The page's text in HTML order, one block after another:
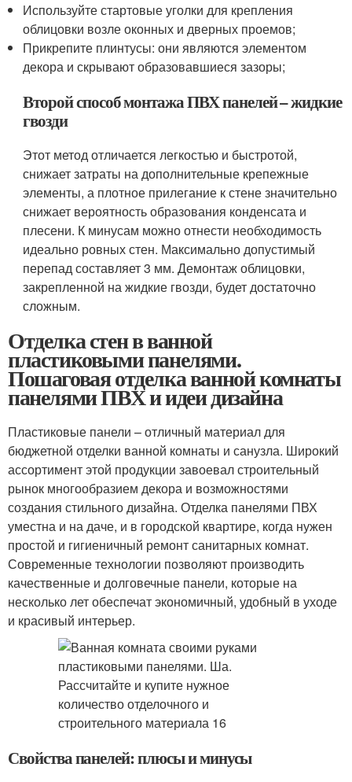
Используйте стартовые уголки для крепления
облицовки возле оконных и дверных проемов;
Прикрепите плинтусы: они являются элементом
декора и скрывают образовавшиеся зазоры;
Второй способ монтажа ПВХ панелей – жидкие
гвозди
Этот метод отличается легкостью и быстротой,
снижает затраты на дополнительные крепежные
элементы, а плотное прилегание к стене значительно
снижает вероятность образования конденсата и
плесени. К минусам можно отнести необходимость
идеально ровных стен. Максимально допустимый
перепад составляет 3 мм. Демонтаж облицовки,
закрепленной на жидкие гвозди, будет достаточно
сложным.
Отделка стен в ванной
пластиковыми панелями.
Пошаговая отделка ванной комнаты
панелями ПВХ и идеи дизайна
Пластиковые панели – отличный материал для
бюджетной отделки ванной комнаты и санузла. Широкий
ассортимент этой продукции завоевал строительный
рынок многообразием декора и возможностями
создания стильного дизайна. Отделка панелями ПВХ
уместна и на даче, и в городской квартире, когда нужен
простой и гигиеничный ремонт санитарных комнат.
Современные технологии позволяют производить
качественные и долговечные панели, которые на
несколько лет обеспечат экономичный, удобный в уходе
и красивый интерьер.
Свойства панелей: плюсы и минусы